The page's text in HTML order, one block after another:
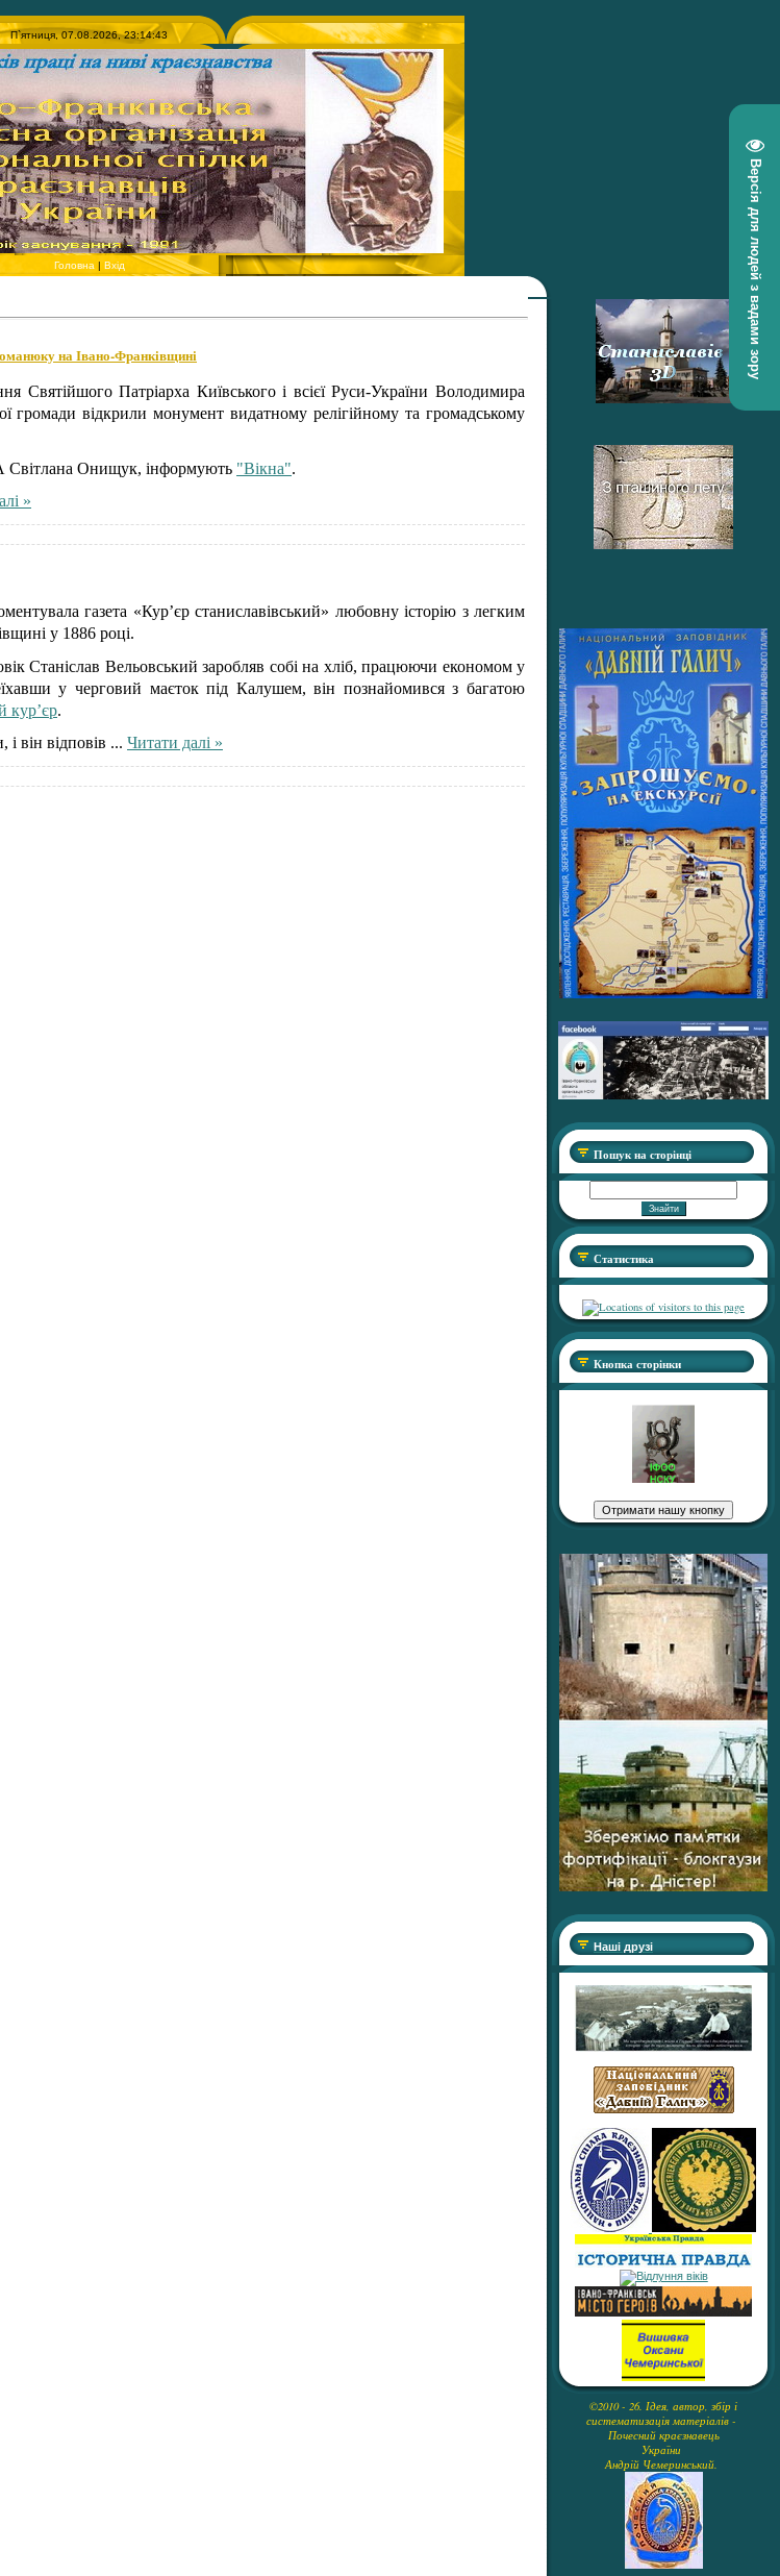
Версія для людей з вадами зору
П`ятниця, 07.08.2026, 23:14:43
Головна | Вхід
на Івано-Франківщині
Святійшого Патріарха Київського і всієї Руси-України Володимира
громади відкрили монумент видатному релігійному та громадському
Світлана Онищук, інформують "Вікна".
»
газета «Кур’єр станиславівський» любовну історію з легким
у 1886 році.
Станіслав Вельовський заробляв собі на хліб, працюючи економом у
у черговий маєток під Калушем, він познайомився з багатою
кур’єр.
він відповів ... Читати далі »
Пошук на сторінці
Статистика
Кнопка сторінки
Наші друзі
©2010 - 26. Ідея, автор, збір і
систематизація матеріалів -
Почесний краєзнавець
України
Андрій Чемеринський.